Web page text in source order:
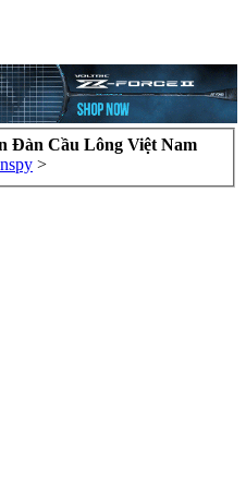
Đàn Cầu Lông Việt Nam
>